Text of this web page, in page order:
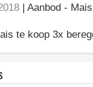
| Aanbod -
te koop 3x